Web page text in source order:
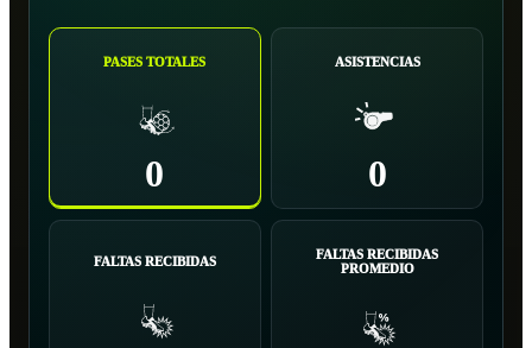
PASES TOTALES
0
ASISTENCIAS
0
FALTAS RECIBIDAS
FALTAS RECIBIDAS
PROMEDIO